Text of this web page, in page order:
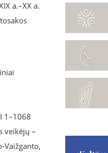
a.–XX a.
1–1068
veikėjų –
Vaižganto,